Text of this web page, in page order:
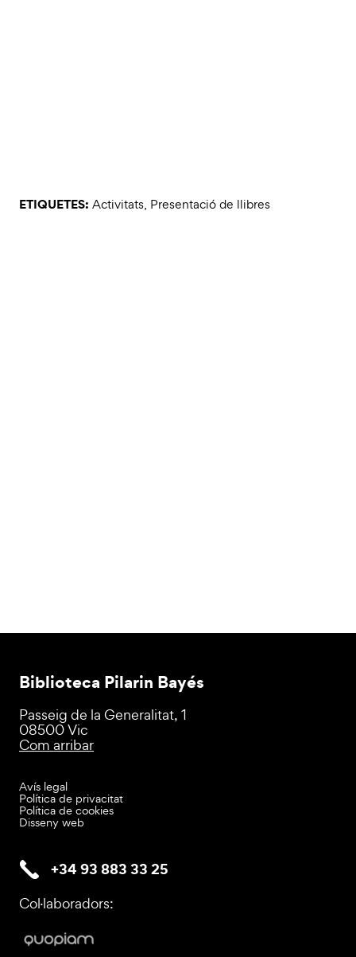
ETIQUETES: Activitats, Presentació de llibres
Biblioteca Pilarin Bayés
Passeig de la Generalitat, 1
08500 Vic
Com arribar
Avís legal
Política de privacitat
Política de cookies
Disseny web
+34 93 883 33 25
Col·laboradors: